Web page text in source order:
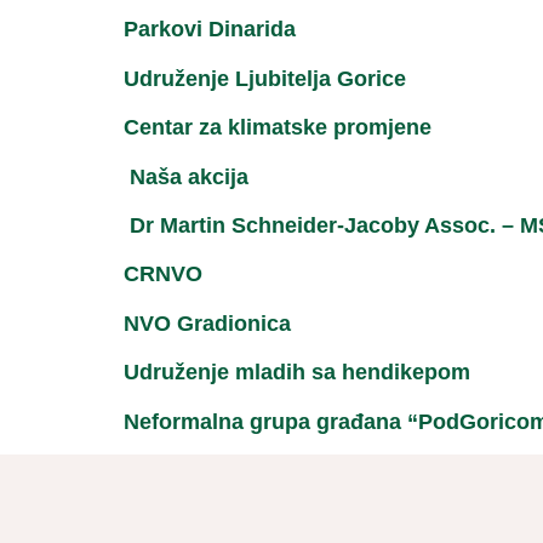
Parkovi Dinarida
Udruženje Ljubitelja Gorice
Centar za klimatske promjene
Naša akcija
Dr Martin Schneider-Jacoby Assoc. –
CRNVO
NVO Gradionica
Udruženje mladih sa hendikepom
Neformalna grupa građana